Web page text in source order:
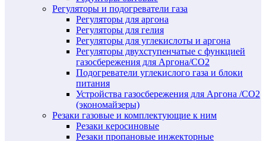
Регуляторы и подогреватели газа
Регуляторы для аргона
Регуляторы для гелия
Регуляторы для углекислоты и аргона
Регуляторы двухступенчатые c функцией
газосбережения для Аргона/СО2
Подогреватели углекислого газа и блоки
питания
Устройства газосбережения для Аргона /СО2
(экономайзеры)
Резаки газовые и комплектующие к ним
Резаки керосиновые
Резаки пропановые инжекторные